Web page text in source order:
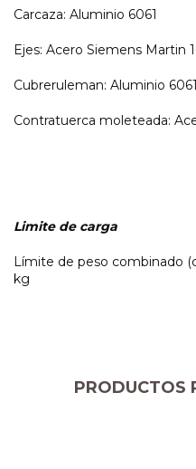
Carcaza: Aluminio 6061
Ejes: Acero Siemens Martin
Cubreruleman: Aluminio 6061
Contratuerca moleteada:
Limite de carga
Límite de peso combinado
kg
PRODUCTOS